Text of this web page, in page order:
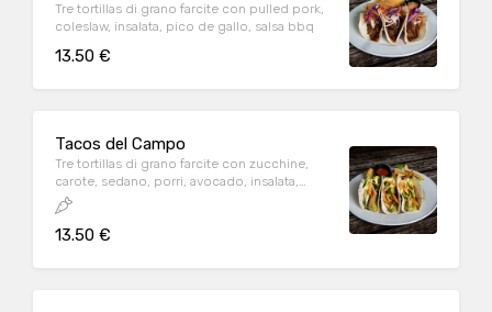
Tre tortillas di grano farcite con pulled pork,
coleslaw, insalata, pico de gallo, salsa bbq
13.50 €
Tacos del Campo
Tre tortillas di grano farcite con zucchine,
carote, sedano, porri, avocado, insalata,
guacamole, pico de gallo maionese vegana
13.50 €